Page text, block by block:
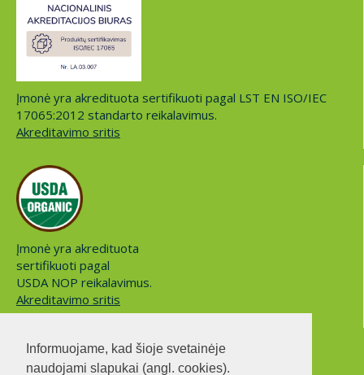
Informuojame, kad šioje svetainėje
naudojami slapukai (angl. cookies).
Įmonė yra akredituota sertifikuoti pagal LST EN ISO/IEC
17065:2012 standarto reikalavimus.
Akreditavimo sritis
Įmonė yra akredituota
sertifikuoti pagal
USDA NOP reikalavimus.
Akreditavimo sritis